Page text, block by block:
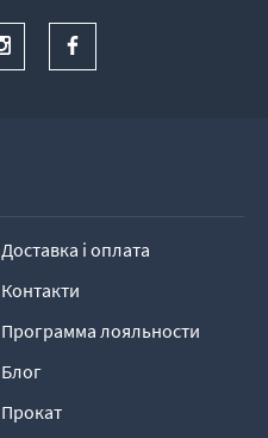
Доставка і оплата
Контакти
Программа лояльности
Блог
Прокат